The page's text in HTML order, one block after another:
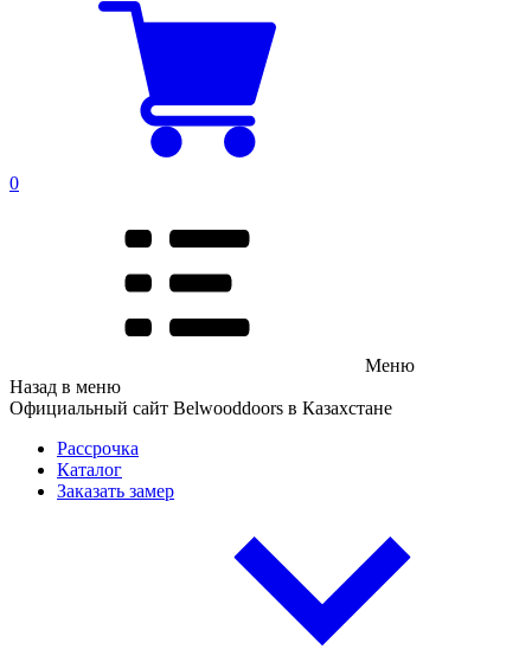
0
Меню
Назад в меню
Официальный сайт Belwooddoors в Казахстане
Рассрочка
Каталог
Заказать замер